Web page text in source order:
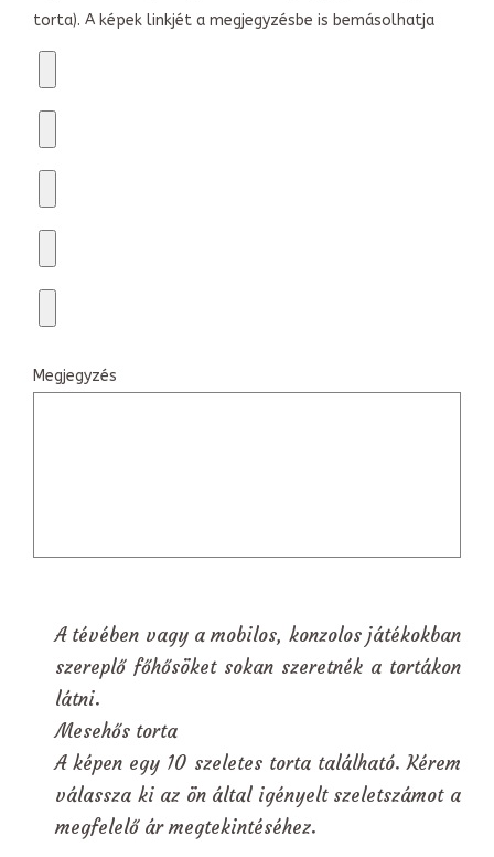
torta). A képek linkjét a megjegyzésbe is bemásolhatja
Megjegyzés
A tévében vagy a mobilos, konzolos játékokban
szereplő főhősöket sokan szeretnék a tortákon
látni.
Mesehős torta
A képen egy 10 szeletes torta található. Kérem
válassza ki az ön által igényelt szeletszámot a
megfelelő ár megtekintéséhez.